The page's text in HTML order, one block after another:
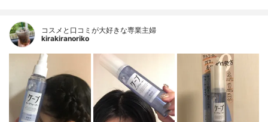
コスメと口コミが大好きな専業主婦
kirakiranoriko